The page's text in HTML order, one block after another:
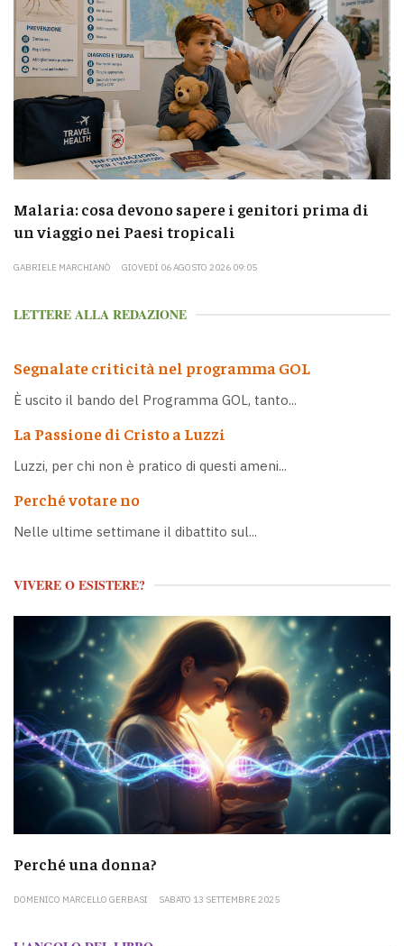
Malaria: cosa devono sapere i genitori prima di
un viaggio nei Paesi tropicali
GABRIELE MARCHIANÒ GIOVEDÌ 06 AGOSTO 2026 09:05
LETTERE ALLA REDAZIONE
Segnalate criticità nel programma GOL
È uscito il bando del Programma GOL, tanto...
La Passione di Cristo a Luzzi
Luzzi, per chi non è pratico di questi ameni...
Perché votare no
Nelle ultime settimane il dibattito sul...
VIVERE O ESISTERE?
Perché una donna?
DOMENICO MARCELLO GERBASI SABATO 13 SETTEMBRE 2025